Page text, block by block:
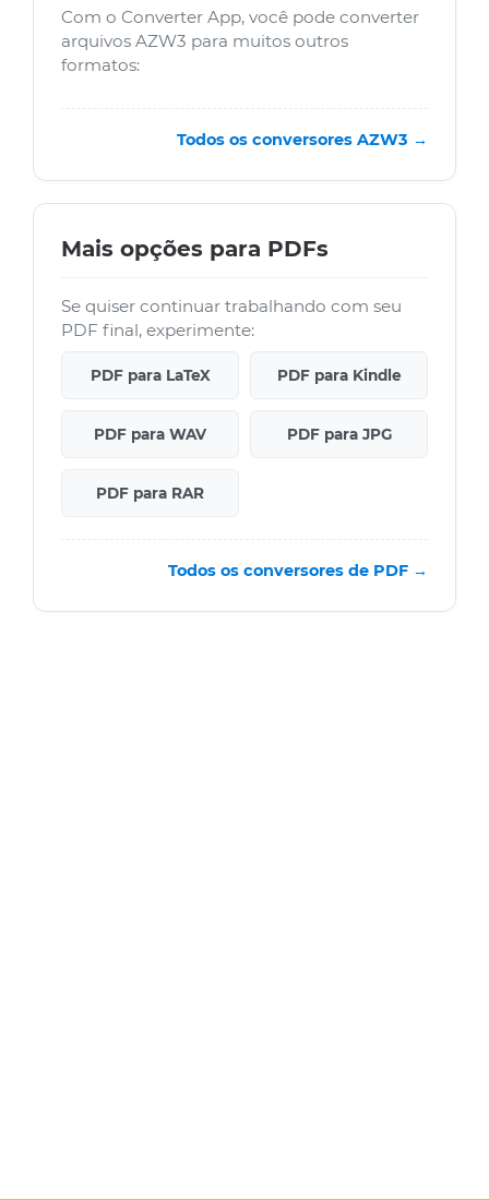
Com o Converter App, você pode converter
arquivos AZW3 para muitos outros
formatos:
Todos os conversores AZW3 →
Mais opções para PDFs
Se quiser continuar trabalhando com seu
PDF final, experimente:
PDF para LaTeX PDF para Kindle
PDF para WAV PDF para JPG
PDF para RAR
Todos os conversores de PDF →